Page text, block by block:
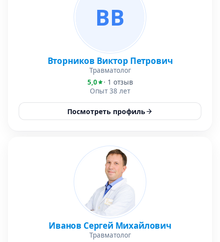
ВВ
Вторников Виктор Петрович
Травматолог
5,0
· 1 отзыв
Опыт 38 лет
Посмотреть профиль
Иванов Сергей Михайлович
Травматолог